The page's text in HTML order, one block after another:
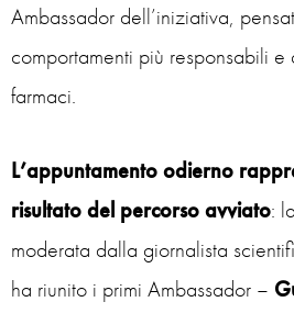
Ambassador dell’iniziativa,
comportamenti più responsabili
farmaci.
L’appuntamento odierno
risultato del percorso avviato:
moderata dalla giornalista
ha riunito i primi Ambassador –